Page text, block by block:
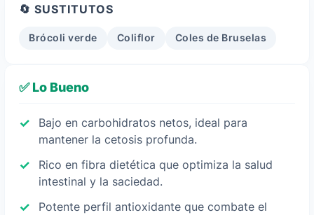
🔄 SUSTITUTOS
Brócoli verde Coliflor Coles de Bruselas
✅ Lo Bueno
Bajo en carbohidratos netos, ideal para
mantener la cetosis profunda.
Rico en fibra dietética que optimiza la salud
intestinal y la saciedad.
Potente perfil antioxidante que combate el